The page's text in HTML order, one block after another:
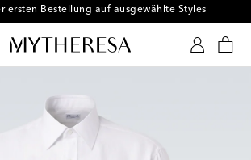
ersten Bestellung auf ausgewählte Styles